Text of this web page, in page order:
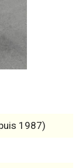
1987)